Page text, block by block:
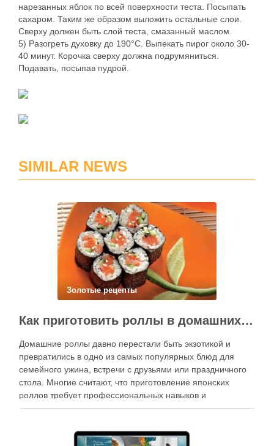
нарезанных яблок по всей поверхности теста. Посыпать
сахаром. Таким же образом выложить остальные слои.
Сверху должен быть слой теста, смазанный маслом.
5) Разогреть духовку до 190°С. Выпекать пирог около 30-
40 минут. Корочка сверху должна подрумяниться.
Подавать, посыпав пудрой.
SIMILAR NEWS
Золотые рецепты
Как приготовить роллы в домашних условиях?
Домашние роллы давно перестали быть экзотикой и
превратились в одно из самых популярных блюд для
семейного ужина, встречи с друзьями или праздничного
стола. Многие считают, что приготовление японских
роллов требует профессиональных навыков и
специального оборудования, однако на практике сделать
кухне. Главное — …